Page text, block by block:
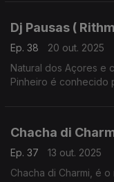
Dj Pausas (
Ep. 38
20 out. 2025
Natural dos Açores e
Pinheiro é conhecido
Chacha di
Ep. 37
13 out. 2025
Chacha di Charmi, é o nome artístico de